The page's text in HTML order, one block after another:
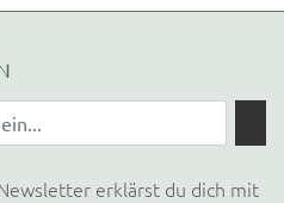
erklärst du dich mit